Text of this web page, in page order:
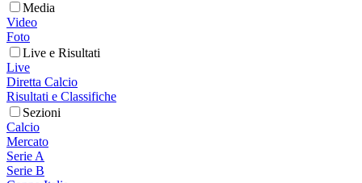
Media
Video
Foto
Live e Risultati
Live
Diretta Calcio
Risultati e Classifiche
Sezioni
Calcio
Mercato
Serie A
Serie B